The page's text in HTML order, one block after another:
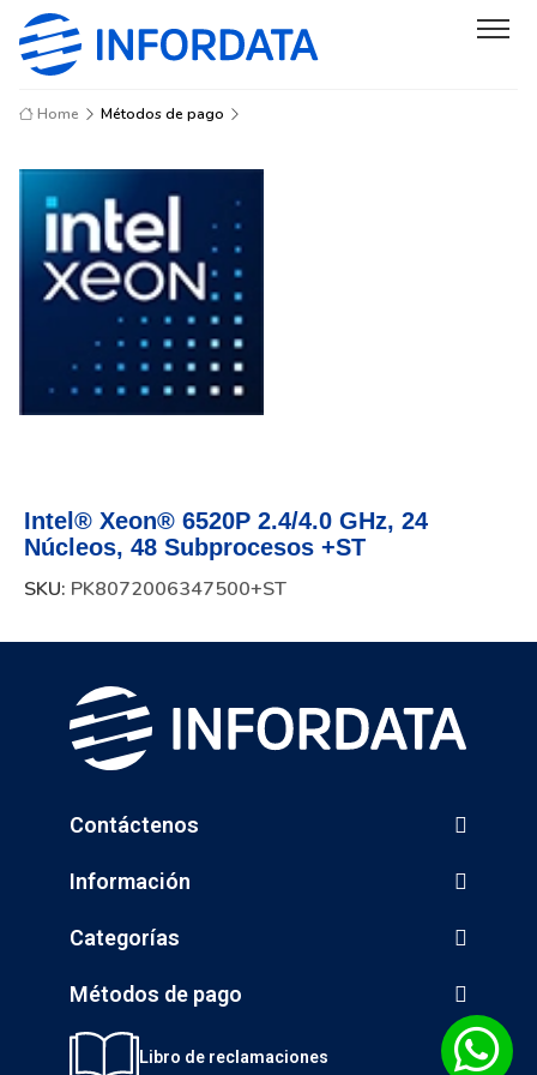
Home Métodos de pago
Intel® Xeon® 6520P 2.4/4.0 GHz, 24
Núcleos, 48 Subprocesos +ST
SKU: PK8072006347500+ST
Contáctenos
Información
Categorías
Métodos de pago
Libro de reclamaciones